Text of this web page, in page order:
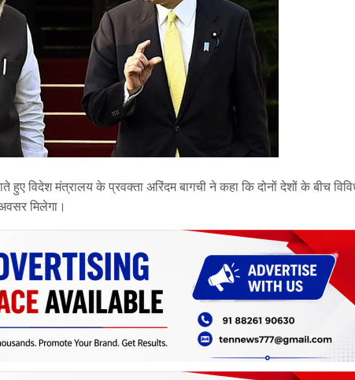
हुए विदेश मंत्रालय के प्रवक्ता अरिंदम बागची ने कहा कि दोनों देशों के बीच
मिलेगा।